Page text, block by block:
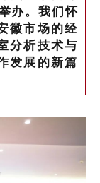
办。我们怀
徽市场的经
分析技术与
发展的新篇